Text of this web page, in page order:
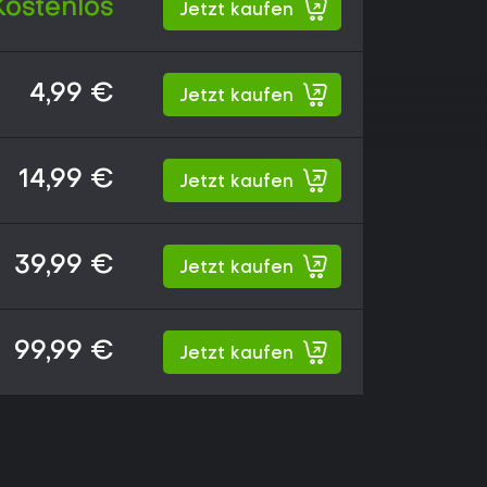
Jetzt kaufen
4,99 € Jetzt kaufen
14,99 € Jetzt kaufen
39,99 € Jetzt kaufen
99,99 € Jetzt kaufen